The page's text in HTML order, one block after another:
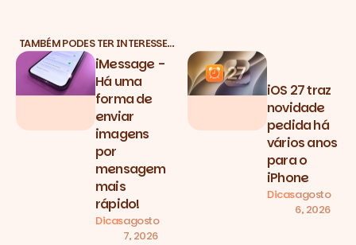
TAMBÉM PODES TER INTERESSE…
iMessage -
Há uma
forma de
enviar
imagens
por
mensagem
mais
rápido!
Dicasagosto
7, 2026
iOS 27 traz
novidade
pedida há
vários anos
para o
iPhone
Dicasagosto
6, 2026